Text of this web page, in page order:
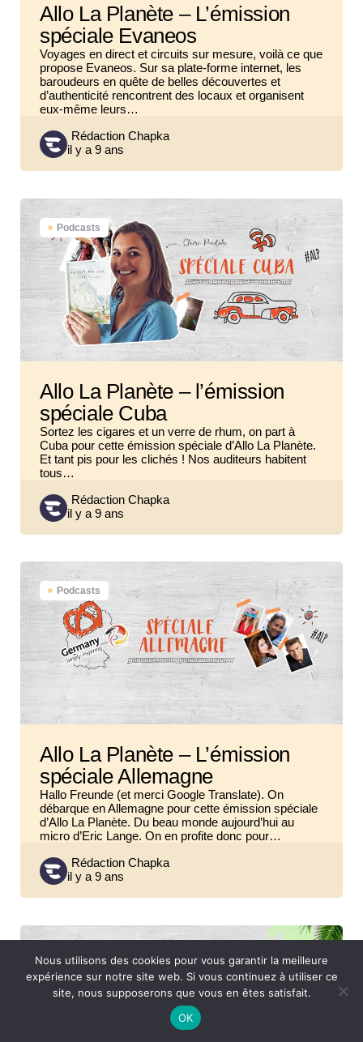
Allo La Planète – L’émission
spéciale Evaneos
Voyages en direct et circuits sur mesure, voilà ce que
propose Evaneos. Sur sa plate-forme internet, les
baroudeurs en quête de belles découvertes et
d’authenticité rencontrent des locaux et organisent
eux-même leurs…
Posted
by
Rédaction Chapka
il y a 9 ans
Podcasts
Allo La Planète – l’émission
spéciale Cuba
Sortez les cigares et un verre de rhum, on part à
Cuba pour cette émission spéciale d’Allo La Planète.
Et tant pis pour les clichés ! Nos auditeurs habitent
tous…
Posted
by
Rédaction Chapka
il y a 9 ans
Podcasts
Allo La Planète – L’émission
spéciale Allemagne
Hallo Freunde (et merci Google Translate). On
débarque en Allemagne pour cette émission spéciale
d’Allo La Planète. Du beau monde aujourd’hui au
micro d’Eric Lange. On en profite donc pour…
Posted
by
Rédaction Chapka
il y a 9 ans
Podcasts
Nous utilisons des cookies pour vous garantir la meilleure
expérience sur notre site web. Si vous continuez à utiliser ce
site, nous supposerons que vous en êtes satisfait.
OK